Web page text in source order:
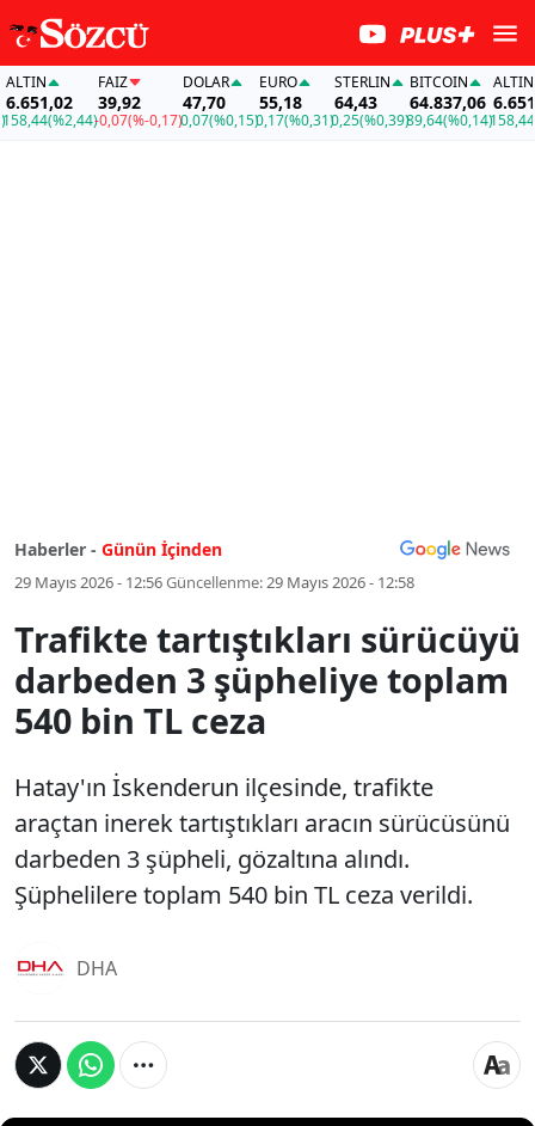
(%2,44)
FAİZ
39,92
-0,07(%-0,17)
DOLAR
47,70
0,07(%0,15)
EURO
55,18
0,17(%0,31)
STERLIN
64,43
0,25(%0,39)
BITCOIN
64.837,06
89,64(%0,14)
ALTIN
158,44
Haberler - Günün İçinden
29 Mayıs 2026 - 12:56Güncellenme:29 Mayıs 2026 - 12:58
Trafikte tartıştıkları sürücüyü
darbeden 3 şüpheliye toplam
540 bin TL ceza
Hatay'ın İskenderun ilçesinde, trafikte
araçtan inerek tartıştıkları aracın sürücüsünü
darbeden 3 şüpheli, gözaltına alındı.
Şüphelilere toplam 540 bin TL ceza verildi.
DHA